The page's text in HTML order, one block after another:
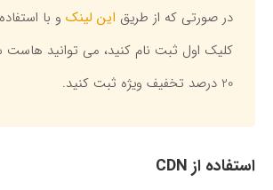
در صورتی که از طریق این لینک و با
کلیک اول ثبت نام کنید، می توانید هاست
20 درصد تخفیف ویژه ثبت کنید.
استفاده از CDN